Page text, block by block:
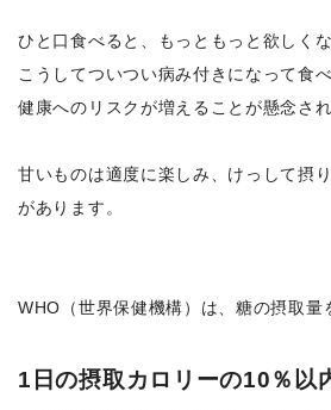
ひと口食べると、もっともっと欲しく
こうしてついつい病み付きになって食べ
健康へのリスクが増えることが懸念され
甘いものは適度に楽しみ、けっして摂
があります。
WHO（世界保健機構）は、糖の摂取量
1日の摂取カロリーの10％以